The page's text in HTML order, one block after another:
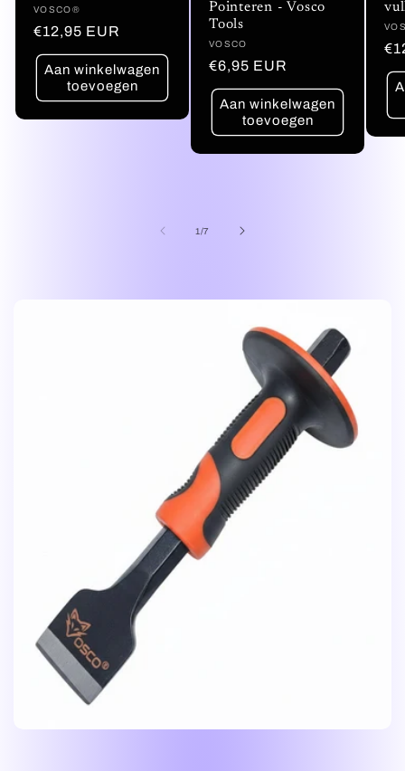
Verkoper:
VOSCO®
Normale
prijs
€12,95 EUR
Aan winkelwagen
toevoegen
Pointeren - Vosco
Tools
Verkoper:
VOSCO
Normale
prijs
€6,95 EUR
Aan winkelwagen
toevoegen
1/van
7